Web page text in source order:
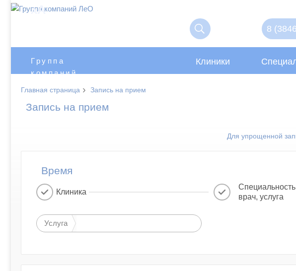
AA
Группа
компаний
8
Клиники
Главная страница › Запись на прием
Запись на прием
Для упрощенной
Время
Клиника
врач, услуга
Услуга